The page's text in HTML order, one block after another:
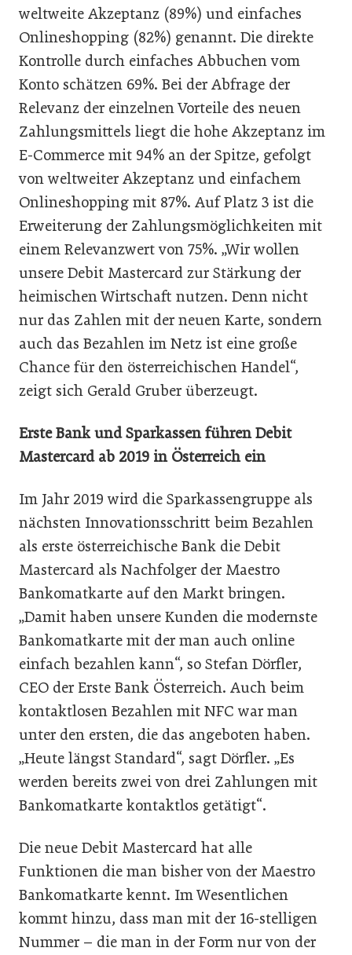
weltweite Akzeptanz (89%) und einfaches
Onlineshopping (82%) genannt. Die direkte
Kontrolle durch einfaches Abbuchen vom
Konto schätzen 69%. Bei der Abfrage der
Relevanz der einzelnen Vorteile des neuen
Zahlungsmittels liegt die hohe Akzeptanz im
E-Commerce mit 94% an der Spitze, gefolgt
von weltweiter Akzeptanz und einfachem
Onlineshopping mit 87%. Auf Platz 3 ist die
Erweiterung der Zahlungsmöglichkeiten mit
einem Relevanzwert von 75%. „Wir wollen
unsere Debit Mastercard zur Stärkung der
heimischen Wirtschaft nutzen. Denn nicht
nur das Zahlen mit der neuen Karte, sondern
auch das Bezahlen im Netz ist eine große
Chance für den österreichischen Handel“,
zeigt sich Gerald Gruber überzeugt.
Erste Bank und Sparkassen führen Debit
Mastercard ab 2019 in Österreich ein
Im Jahr 2019 wird die Sparkassengruppe als
nächsten Innovationsschritt beim Bezahlen
als erste österreichische Bank die Debit
Mastercard als Nachfolger der Maestro
Bankomatkarte auf den Markt bringen.
„Damit haben unsere Kunden die modernste
Bankomatkarte mit der man auch online
einfach bezahlen kann“, so Stefan Dörfler,
CEO der Erste Bank Österreich. Auch beim
kontaktlosen Bezahlen mit NFC war man
unter den ersten, die das angeboten haben.
„Heute längst Standard“, sagt Dörfler. „Es
werden bereits zwei von drei Zahlungen mit
Bankomatkarte kontaktlos getätigt“.
Die neue Debit Mastercard hat alle
Funktionen die man bisher von der Maestro
Bankomatkarte kennt. Im Wesentlichen
kommt hinzu, dass man mit der 16-stelligen
Nummer – die man in der Form nur von der